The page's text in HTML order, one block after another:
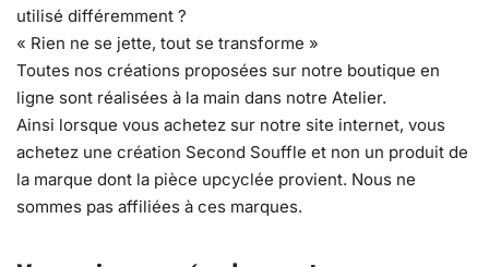
utilisé différemment ?
« Rien ne se jette, tout se transforme »
Toutes nos créations proposées sur notre boutique en
ligne sont réalisées à la main dans notre Atelier.
Ainsi lorsque vous achetez sur notre site internet, vous
achetez une création Second Souffle et non un produit de
la marque dont la pièce upcyclée provient. Nous ne
sommes pas affiliées à ces marques.